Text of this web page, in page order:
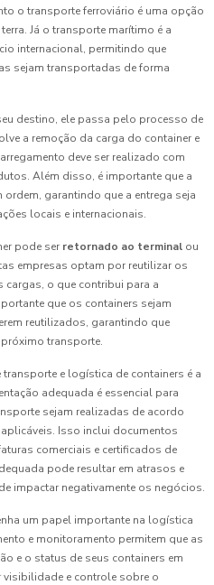
o transporte ferroviário é uma opção
Já o transporte marítimo é a
internacional, permitindo que
sejam transportadas de forma
destino, ele passa pelo processo de
a remoção da carga do container e
deve ser realizado com
Além disso, é importante que a
garantindo que a entrega seja
locais e internacionais.
pode ser retornado ao terminal ou
empresas optam por reutilizar os
cargas, o que contribui para a
que os containers sejam
reutilizados, garantindo que
transporte.
e logística de containers é a
adequada é essencial para
sejam realizadas de acordo
Isso inclui documentos
comerciais e certificados de
pode resultar em atrasos e
impactar negativamente os negócios.
um papel importante na logística
e monitoramento permitem que as
e o status de seus containers em
e controle sobre o